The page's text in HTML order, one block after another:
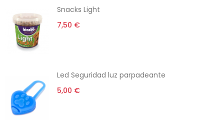
Snacks Light
7,50 €
Led Seguridad luz parpadeante
5,00 €